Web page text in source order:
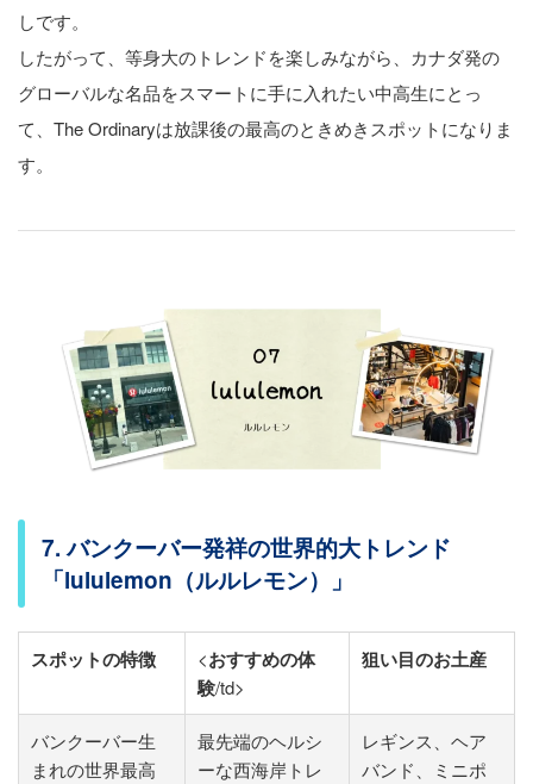
しです。
したがって、等身大のトレンドを楽しみながら、カナダ発の
グローバルな名品をスマートに手に入れたい中高生にとっ
て、The Ordinaryは放課後の最高のときめきスポットになりま
す。
7. バンクーバー発祥の世界的大トレンド
「lululemon（ルルレモン）」
スポットの特徴 <おすすめの体
験/td>
狙い目のお土産
バンクーバー生
まれの世界最高
最先端のヘルシ
ーな西海岸トレ
レギンス、ヘア
バンド、ミニポ